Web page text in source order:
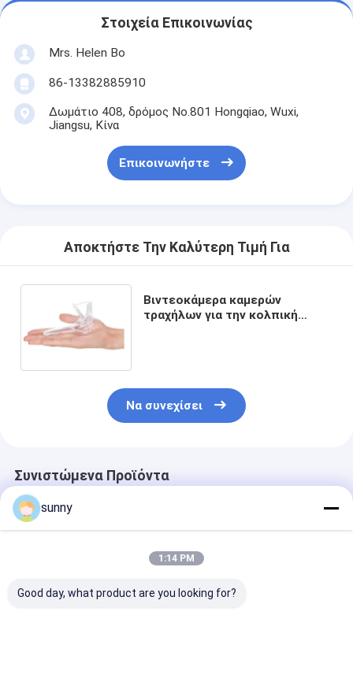
Στοιχεία Επικοινωνίας
Mrs. Helen Bo
86-13382885910
Δωμάτιο 408, δρόμος No.801 Hongqiao, Wuxi,
Jiangsu, Κίνα
Επικοινωνήστε
Αποκτήστε Την Καλύτερη Τιμή Για
Βιντεοκάμερα καμερών
τραχήλων για την κολπική
Να συνεχίσει
Συνιστώμενα Προϊόντα
sunny
1:14 PM
Good day, what product are you looking for?